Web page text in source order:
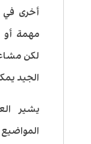
أخرى في
مهمة أو
لكن
الجيد
يشير